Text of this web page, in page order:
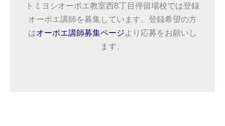
トミヨシオーボエ教室西8丁目停留場校では登録
オーボエ講師を募集しています。登録希望の方
はオーボエ講師募集ページより応募をお願いし
ます。